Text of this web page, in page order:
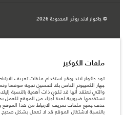
© جاكوار لاند روڨر المحدودة 2026
آخر، كما أنّها قد تتغير بدون إشعار مسبق. الرجاء
والتحقق من الأسعار.
الأرقام المقدمة هي نتيجة لاختبارات المصنع
يتباين استهلك الوقود الفعلي للمركبة عن ذلك
الأرقام بغرض المقارنة فحسب.
ملاحظة مهمة حول الصور والمواصفات. إن النقص
في مواصفات تصميم السيارات وتوفر الخيارات
ملفات الكوكيز
تود جاكوار لاند روڤر استخدام ملفات تعريف
جهاز الكمبيوتر الخاص بك لتحسين تجربة موقعنا
والتي نعتقد أنها قد تكون ذات أهمية بالنسبة
نستخدمها ضرورية لعدة أجزاء من الموقع للعمل
حذف جميع ملفات تعريف الارتباط من هذا الموقع
بالنسبة لاشتغال الموقع قد لا تعمل بشكل صحيح.